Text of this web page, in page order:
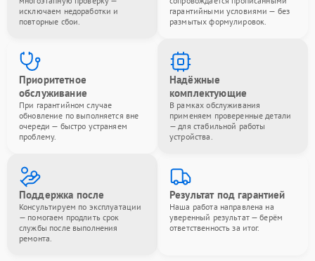
исключаем недоработки и
повторные сбои.
гарантийными условиями — без
размытых формулировок.
Приоритетное
обслуживание
При гарантийном случае
обновление по выполняется вне
очереди — быстро устраняем
проблему.
Надёжные
комплектующие
В рамках обслуживания
применяем проверенные детали
— для стабильной работы
устройства.
Поддержка после
Консультируем по эксплуатации
— помогаем продлить срок
службы после выполнения
ремонта.
Результат под гарантией
Наша работа направлена на
уверенный результат — берём
ответственность за итог.